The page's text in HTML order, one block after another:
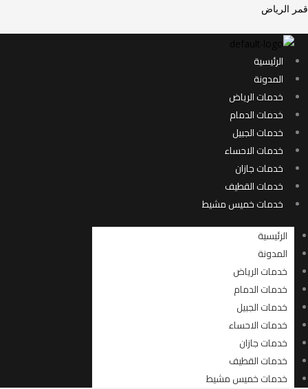
تخطي
المحتوى
قمر الرياض
الرئيسية
المدونة
خدمات الرياض
خدمات الدمام
خدمات الجبيل
خدمات الاحساء
خدمات جازان
خدمات القطيف
خدمات خميس مشيط
الرئيسية
المدونة
خدمات الرياض
خدمات الدمام
خدمات الجبيل
خدمات الاحساء
خدمات جازان
خدمات القطيف
خدمات خميس مشيط